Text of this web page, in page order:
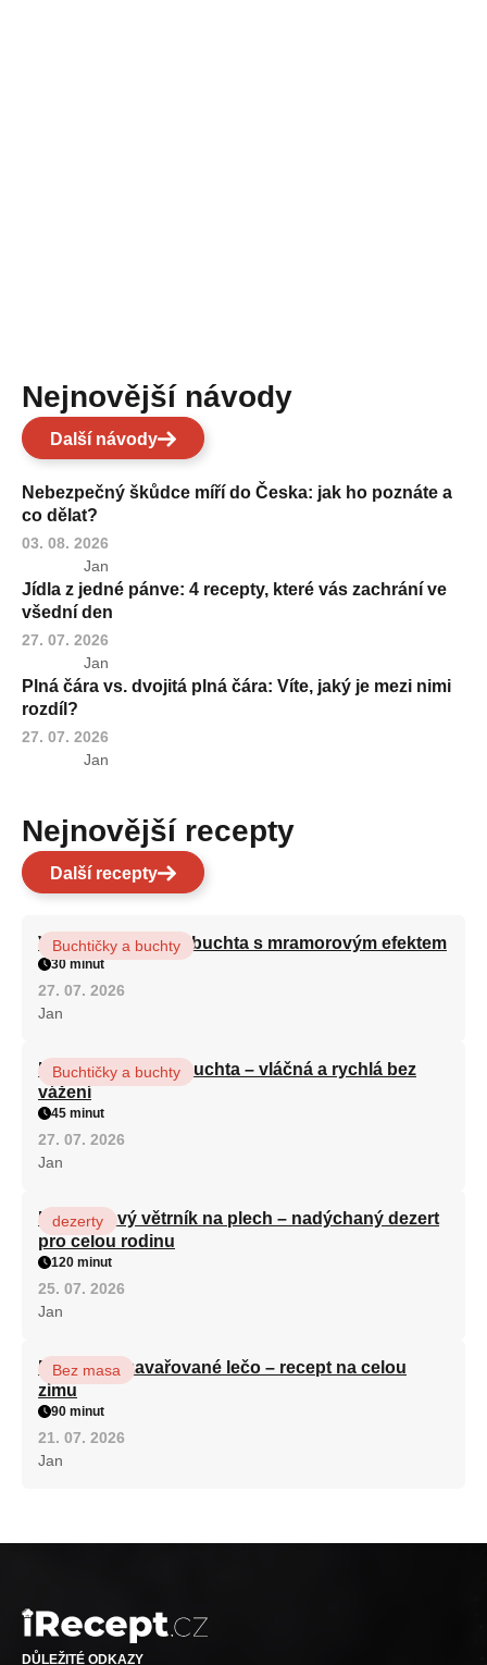
Nejnovější návody
Další návody
Nebezpečný škůdce míří do Česka: jak ho poznáte a
co dělat?
03. 08. 2026
Jan
Jídla z jedné pánve: 4 recepty, které vás zachrání ve
všední den
27. 07. 2026
Jan
Plná čára vs. dvojitá plná čára: Víte, jaký je mezi nimi
rozdíl?
27. 07. 2026
Jan
Nejnovější recepty
Další recepty
Vláčná olejová litá buchta s mramorovým efektem
Buchtičky a buchty
30 minut
27. 07. 2026
Jan
Hrnková maková buchta – vláčná a rychlá bez
vážení
Buchtičky a buchty
45 minut
27. 07. 2026
Jan
Karamelový větrník na plech – nadýchaný dezert
pro celou rodinu
dezerty
120 minut
25. 07. 2026
Jan
Babiččino zavařované lečo – recept na celou
zimu
Bez masa
90 minut
21. 07. 2026
Jan
DŮLEŽITÉ ODKAZY